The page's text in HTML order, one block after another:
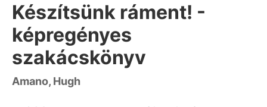
Készítsünk ráment! -
képregényes
szakácskönyv
Amano, Hugh